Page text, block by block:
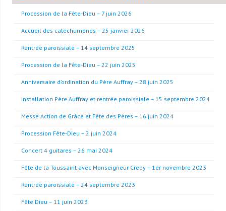
Procession de la Fête-Dieu – 7 juin 2026
Accueil des catéchumènes – 25 janvier 2026
Rentrée paroissiale – 14 septembre 2025
Procession de la Fête-Dieu – 22 juin 2025
Anniversaire d’ordination du Père Auffray – 28 juin 2025
Installation Père Auffray et rentrée paroissiale – 15 septembre 2024
Messe Action de Grâce et Fête des Pères – 16 juin 2024
Procession Fête-Dieu – 2 juin 2024
Concert 4 guitares – 26 mai 2024
Fête de la Toussaint avec Monseigneur Crepy – 1er novembre 2023
Rentrée paroissiale – 24 septembre 2023
Fête Dieu – 11 juin 2023